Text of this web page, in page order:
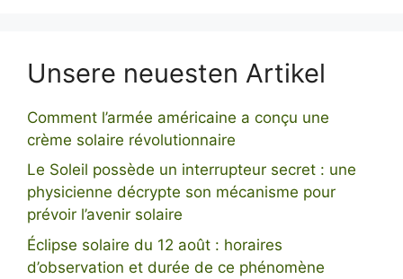
Unsere neuesten Artikel
Comment l’armée américaine a conçu une
crème solaire révolutionnaire
Le Soleil possède un interrupteur secret : une
physicienne décrypte son mécanisme pour
prévoir l’avenir solaire
Éclipse solaire du 12 août : horaires
d’observation et durée de ce phénomène